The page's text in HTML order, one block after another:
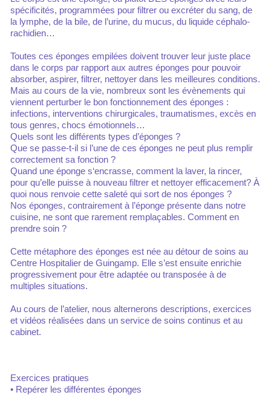
spécificités, programmées pour filtrer ou excréter du sang, de
la lymphe, de la bile, de l’urine, du mucus, du liquide céphalo-
rachidien…
Toutes ces éponges empilées doivent trouver leur juste place
dans le corps par rapport aux autres éponges pour pouvoir
absorber, aspirer, filtrer, nettoyer dans les meilleures conditions.
Mais au cours de la vie, nombreux sont les évènements qui
viennent perturber le bon fonctionnement des éponges :
infections, interventions chirurgicales, traumatismes, excès en
tous genres, chocs émotionnels…
Quels sont les différents types d’éponges ?
Que se passe-t-il si l’une de ces éponges ne peut plus remplir
correctement sa fonction ?
Quand une éponge s‘encrasse, comment la laver, la rincer,
pour qu’elle puisse à nouveau filtrer et nettoyer efficacement? À
quoi nous renvoie cette saleté qui sort de nos éponges ?
Nos éponges, contrairement à l’éponge présente dans notre
cuisine, ne sont que rarement remplaçables. Comment en
prendre soin ?
Cette métaphore des éponges est née au détour de soins au
Centre Hospitalier de Guingamp. Elle s’est ensuite enrichie
progressivement pour être adaptée ou transposée à de
multiples situations.
Au cours de l’atelier, nous alternerons descriptions, exercices
et vidéos réalisées dans un service de soins continus et au
cabinet.
Exercices pratiques
• Repérer les différentes éponges